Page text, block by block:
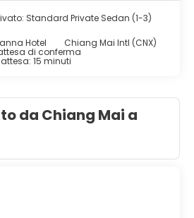
Standard Private Sedan (1-3)
Hotel
Chiang Mai Intl (CNX)
di conferma
15 minuti
da Chiang Mai a